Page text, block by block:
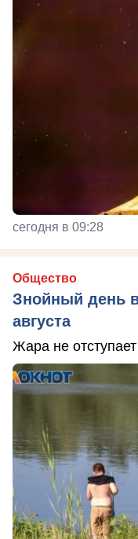
сегодня в 09:28
Общество
Знойный день
августа
Жара не отступает